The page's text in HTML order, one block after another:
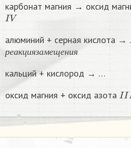
карбонат магния → оксид
IV
алюминий + серная кислота
р е а к ц ияз аме щ е н ия
реакцияза м ещения
кальций + кислород → …
оксид магния + оксид азота III